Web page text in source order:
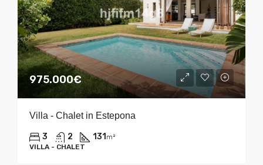
975.000€
Villa - Chalet in Estepona
3 2 131 m²
VILLA - CHALET